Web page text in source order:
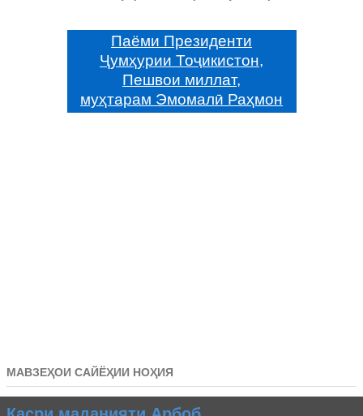
Паёми Президенти
Ҷумҳурии Тоҷикистон,
Пешвои миллат,
муҳтарам Эмомалӣ Раҳмон
МАВЗЕҲОИ САЙЁҲИИ НОҲИЯ